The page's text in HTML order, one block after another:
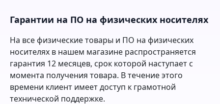
Гарантии на ПО на физических носителях
На все физические товары и ПО на физических
носителях в нашем магазине распространяется
гарантия 12 месяцев, срок которой наступает с
момента получения товара. В течение этого
времени клиент имеет доступ к грамотной
технической поддержке.